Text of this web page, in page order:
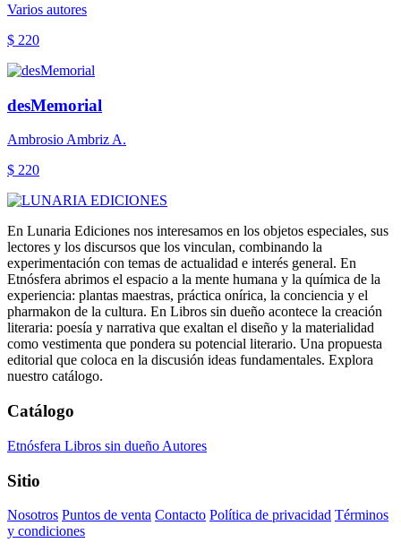
Varios autores
$ 220
desMemorial
Ambrosio Ambriz A.
$ 220
En Lunaria Ediciones nos interesamos en los objetos especiales, sus
lectores y los discursos que los vinculan, combinando la
experimentación con temas de actualidad e interés general. En
Etnósfera abrimos el espacio a la mente humana y la química de la
experiencia: plantas maestras, práctica onírica, la conciencia y el
pharmakon de la cultura. En Libros sin dueño acontece la creación
literaria: poesía y narrativa que exaltan el diseño y la materialidad
como vestimenta que pondera su potencial literario. Una propuesta
editorial que coloca en la discusión ideas fundamentales. Explora
nuestro catálogo.
Catálogo
Etnósfera Libros sin dueño Autores
Sitio
Nosotros Puntos de venta Contacto Política de privacidad Términos
y condiciones